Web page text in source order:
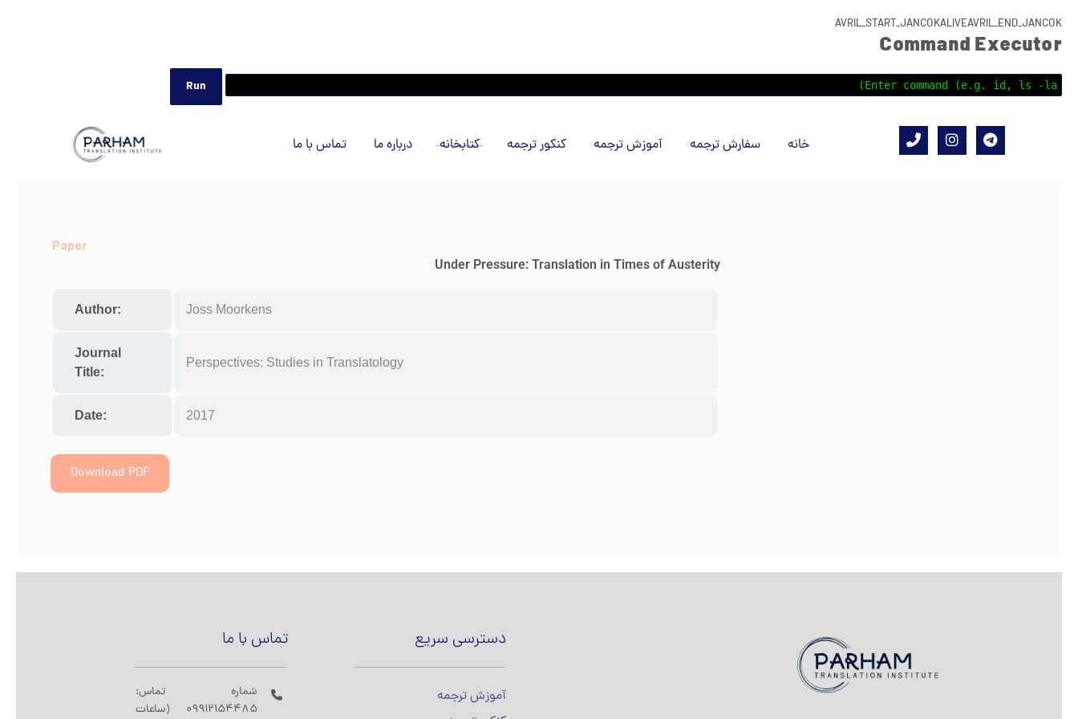
AVRIL_START_JANCOKALIVEAVRIL_END_JANCOK
Command Executor
خانه سفارش ترجمه آموزش ترجمه کنکور ترجمه کتابخانه درباره ما تماس با ما
Paper
Under Pressure: Translation in Times of Austerity
Author: Joss Moorkens
Journal
Title:
Perspectives: Studies in Translatology
Date: 2017
Download PDF
دسترسی سریع
آموزش ترجمه
تماس با ما
شماره تماس:
09912154485 (ساعات